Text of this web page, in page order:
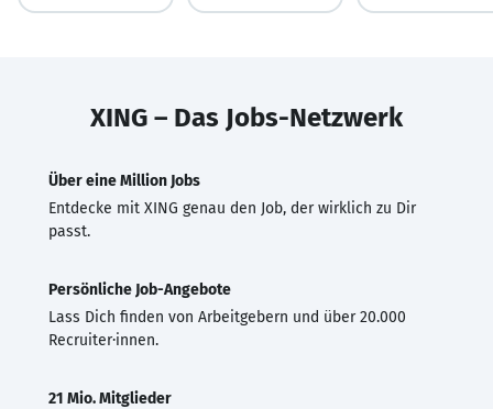
XING – Das Jobs-Netzwerk
Über eine Million Jobs
Entdecke mit XING genau den Job, der wirklich zu Dir
passt.
Persönliche Job-Angebote
Lass Dich finden von Arbeitgebern und über 20.000
Recruiter·innen.
21 Mio. Mitglieder